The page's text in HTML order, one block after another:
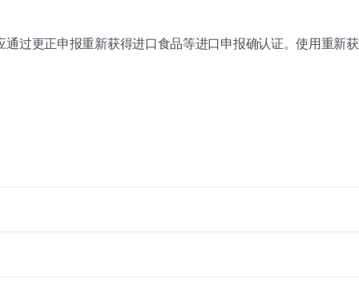
通过更正申报重新获得进口食品等进口申报确认证。使用重新